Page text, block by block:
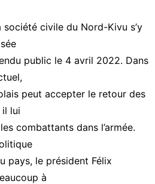
société civile du Nord-Kivu s’y
public le 4 avril 2022. Dans
peut accepter le retour des
il lui
combattants dans l’armée.
pays, le président Félix
à